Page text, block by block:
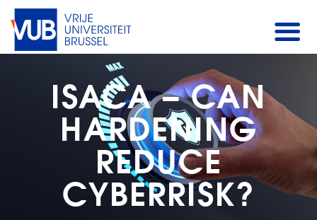
ISACA – CAN
HARDENING
REDUCE
CYBERRISK?